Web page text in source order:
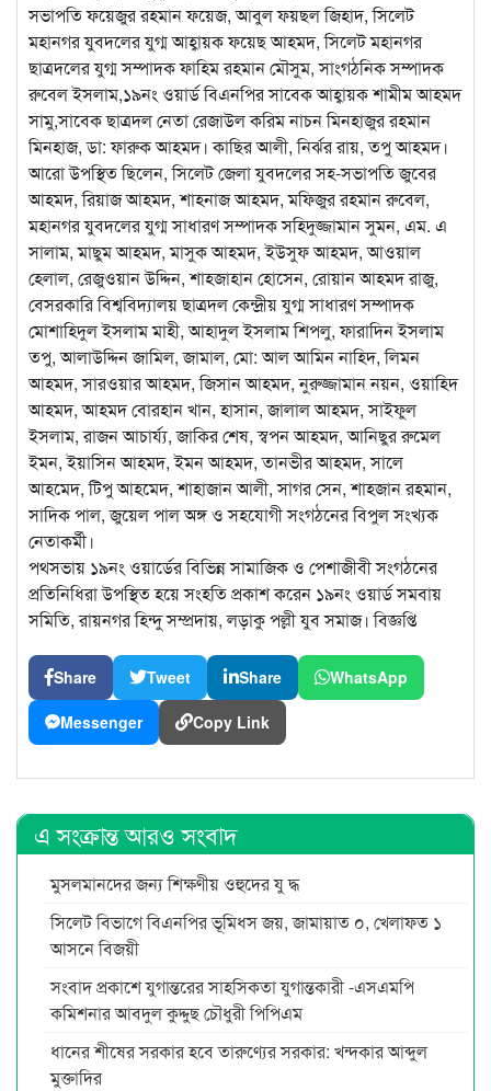
সভাপতি ফয়েজুর রহমান ফয়েজ, আবুল ফয়ছল জিহাদ, সিলেট
মহানগর যুবদলের যুগ্ম আহ্বায়ক ফয়েছ আহমদ, সিলেট মহানগর
ছাত্রদলের যুগ্ম সম্পাদক ফাহিম রহমান মৌসুম, সাংগঠনিক সম্পাদক
রুবেল ইসলাম,১৯নং ওয়ার্ড বিএনপির সাবেক আহ্বায়ক শামীম আহমদ
সামু,সাবেক ছাত্রদল নেতা রেজাউল করিম নাচন মিনহাজুর রহমান
মিনহাজ, ডা: ফারুক আহমদ। কাছির আলী, নির্ঝর রায়, তপু আহমদ।
আরো উপস্থিত ছিলেন, সিলেট জেলা যুবদলের সহ-সভাপতি জুবের
আহমদ, রিয়াজ আহমদ, শাহনাজ আহমদ, মফিজুর রহমান রুবেল,
মহানগর যুবদলের যুগ্ম সাধারণ সম্পাদক সহিদুজ্জামান সুমন, এম. এ
সালাম, মাছুম আহমদ, মাসুক আহমদ, ইউসুফ আহমদ, আওয়াল
হেলাল, রেজুওয়ান উদ্দিন, শাহজাহান হোসেন, রোয়ান আহমদ রাজু,
বেসরকারি বিশ্ববিদ্যালয় ছাত্রদল কেন্দ্রীয় যুগ্ম সাধারণ সম্পাদক
মোশাহিদুল ইসলাম মাহী, আহাদুল ইসলাম শিপলু, ফারাদিন ইসলাম
তপু, আলাউদ্দিন জামিল, জামাল, মো: আল আমিন নাহিদ, লিমন
আহমদ, সারওয়ার আহমদ, জিসান আহমদ, নুরুজ্জামান নয়ন, ওয়াহিদ
আহমদ, আহমদ বোরহান খান, হাসান, জালাল আহমদ, সাইফুল
ইসলাম, রাজন আচার্য্য, জাকির শেষ, স্বপন আহমদ, আনিছুর রুমেল
ইমন, ইয়াসিন আহমদ, ইমন আহমদ, তানভীর আহমদ, সালে
আহমেদ, টিপু আহমেদ, শাহাজান আলী, সাগর সেন, শাহজান রহমান,
সাদিক পাল, জুয়েল পাল অঙ্গ ও সহযোগী সংগঠনের বিপুল সংখ্যক
নেতাকর্মী।
পথসভায় ১৯নং ওয়ার্ডের বিভিন্ন সামাজিক ও পেশাজীবী সংগঠনের
প্রতিনিধিরা উপস্থিত হয়ে সংহতি প্রকাশ করেন ১৯নং ওয়ার্ড সমবায়
সমিতি, রায়নগর হিন্দু সম্প্রদায়, লড়াকু পল্লী যুব সমাজ। বিজ্ঞপ্তি
Share Tweet Share WhatsApp
Messenger Copy Link
এ সংক্রান্ত আরও সংবাদ
মুসলমানদের জন্য শিক্ষণীয় ওহুদের যু দ্ধ
সিলেট বিভাগে বিএনপির ভূমিধস জয়, জামায়াত ০, খেলাফত ১
আসনে বিজয়ী
সংবাদ প্রকাশে যুগান্তরের সাহসিকতা যুগান্তকারী -এসএমপি
কমিশনার আবদুল কুদ্দুছ চৌধুরী পিপিএম
ধানের শীষের সরকার হবে তারুণ্যের সরকার: খন্দকার আব্দুল
মুক্তাদির